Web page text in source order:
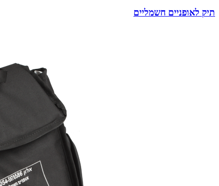
תיק לאופניים חשמליים